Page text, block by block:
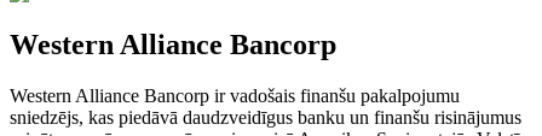
Western Alliance Bancorp
Western Alliance Bancorp ir vadošais finanšu pakalpojumu
sniedzējs, kas piedāvā daudzveidīgus banku un finanšu risinājumus